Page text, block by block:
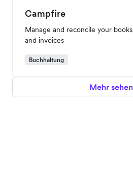
Campfire
Manage and reconcile your
and invoices
Buchhaltung
Mehr sehen